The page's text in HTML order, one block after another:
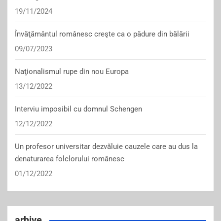
19/11/2024
Învăţământul românesc creşte ca o pădure din bălării
09/07/2023
Naţionalismul rupe din nou Europa
13/12/2022
Interviu imposibil cu domnul Schengen
12/12/2022
Un profesor universitar dezvăluie cauzele care au dus la
denaturarea folclorului românesc
01/12/2022